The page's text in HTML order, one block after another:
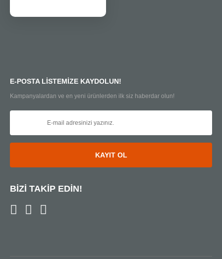
E-POSTA LİSTEMİZE KAYDOLUN!
Kampanyalardan ve en yeni ürünlerden ilk siz haberdar olun!
KAYIT OL
BİZİ TAKİP EDİN!